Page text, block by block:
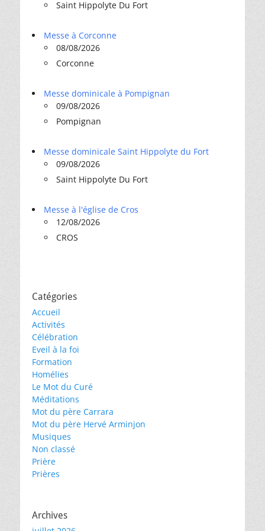
Saint Hippolyte Du Fort
Messe à Corconne
08/08/2026
Corconne
Messe dominicale à Pompignan
09/08/2026
Pompignan
Messe dominicale Saint Hippolyte du Fort
09/08/2026
Saint Hippolyte Du Fort
Messe à l'église de Cros
12/08/2026
CROS
Catégories
Accueil
Activités
Célébration
Eveil à la foi
Formation
Homélies
Le Mot du Curé
Méditations
Mot du père Carrara
Mot du père Hervé Arminjon
Musiques
Non classé
Prière
Prières
Archives